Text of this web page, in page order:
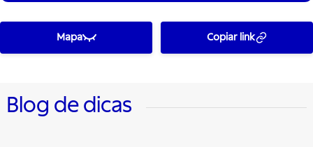
Mapa Copiar link
Blog de dicas